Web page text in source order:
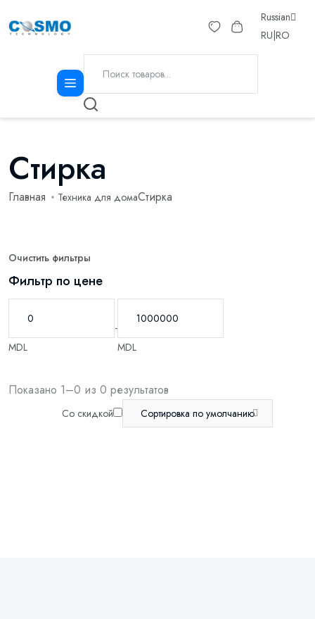
Russian
RU RO
Стирка
Главная Техника для домаСтирка
Очистить фильтры
Фильтр по цене
MDL
-
MDL
Показано 1–0 из 0 результатов
Со скидкой Сортировка по умолчанию